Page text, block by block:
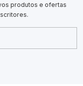
produtos e ofertas